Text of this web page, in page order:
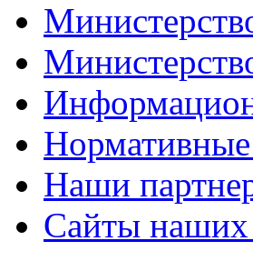
Наши
Сайты наших